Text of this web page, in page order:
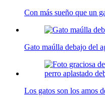
Con más sueño que un
Gato maúlla debajo del
Los gatos son los amos